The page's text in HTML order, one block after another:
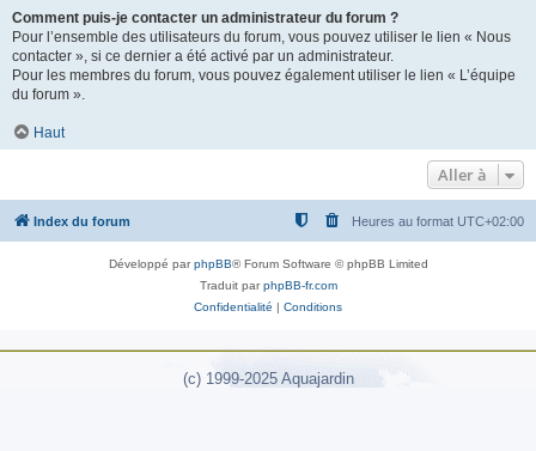
Comment puis-je contacter un administrateur du forum ?
Pour l’ensemble des utilisateurs du forum, vous pouvez utiliser le lien « Nous
contacter », si ce dernier a été activé par un administrateur.
Pour les membres du forum, vous pouvez également utiliser le lien « L’équipe
du forum ».
Haut
Aller à
Index du forum Heures au format UTC+02:00
Développé parphpBB® Forum Software © phpBB Limited
Traduit parphpBB-fr.com
Confidentialité | Conditions
(c) 1999-2025 Aquajardin